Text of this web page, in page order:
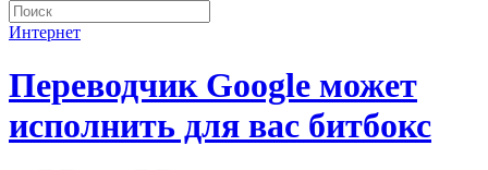
Интернет
Переводчик Google может
исполнить для вас битбокс